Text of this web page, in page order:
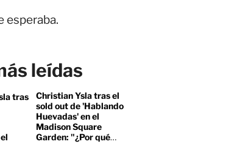
esperaba.
leídas
Christian Ysla tras el
sold out de 'Hablando
Huevadas' en el
Madison Square
Garden: "¿Por qué